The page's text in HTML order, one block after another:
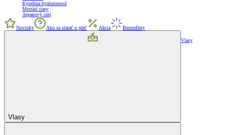
Kyselina hyaluronová
Morské riasy
Arganový olej
Novinky Ako sa starať o pleť Akcia Bestsellery
Vlasy
Vlasy